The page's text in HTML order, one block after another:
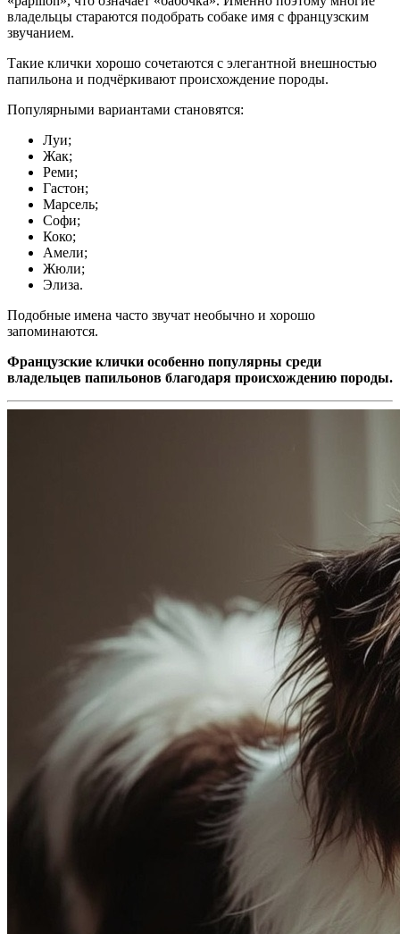
владельцы стараются подобрать собаке имя с французским
звучанием.
Такие клички хорошо сочетаются с элегантной внешностью
папильона и подчёркивают происхождение породы.
Популярными вариантами становятся:
Луи;
Жак;
Реми;
Гастон;
Марсель;
Софи;
Коко;
Амели;
Жюли;
Элиза.
Подобные имена часто звучат необычно и хорошо
запоминаются.
Французские клички особенно популярны среди
владельцев папильонов благодаря происхождению породы.